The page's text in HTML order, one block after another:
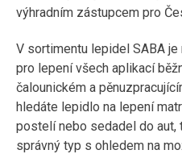
výhradním zástupcem pro
V sortimentu lepidel SABA
pro lepení všech aplikací
čalounickém a
hledáte lepidlo na lepení
postelí nebo sedadel do aut,
správný typ s ohledem na